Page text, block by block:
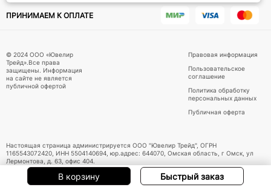
В корзину Быстрый заказ
ПРИНИМАЕМ К ОПЛАТЕ
© 2024 ООО «Ювелир
Трейд».Все права
защищены. Информация
на сайте не является
публичной офертой
Правовая информация
Пользовательское
соглашение
Политика обработку
персональных данных
Публичная оферта
Настоящая страница администрируется ООО "Ювелир Трейд", ОГРН
1165543072420, ИНН 5504140694, юр.адрес: 644070, Омская область, г Омск, ул
Лермонтова, д. 63, офис 404.